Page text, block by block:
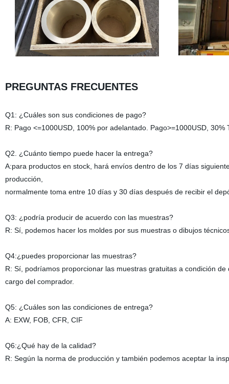
PREGUNTAS FRECUENTES
Q1: ¿Cuáles son sus condiciones de pago?
R: Pago <=1000USD, 100% por adelantado. Pago>=1000USD,
Q2. ¿Cuánto tiempo puede hacer la entrega?
A:para productos en stock, hará envíos dentro de los 7 días
producción,
normalmente toma entre 10 días y 30 días después de recibir el
Q3: ¿podría producir de acuerdo con las muestras?
R: Sí, podemos hacer los moldes por sus muestras o dibujos
Q4:¿puedes proporcionar las muestras?
R: Sí, podríamos proporcionar las muestras gratuitas a condición
cargo del comprador.
Q5: ¿Cuáles son las condiciones de entrega?
A: EXW, FOB, CFR, CIF
Q6:¿Qué hay de la calidad?
R: Según la norma de producción ytambién podemos aceptar la